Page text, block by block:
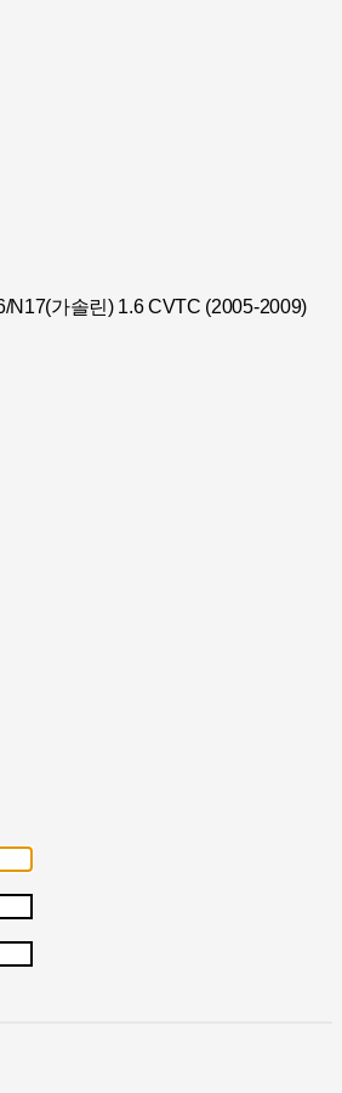
N17(가솔린) 1.6 CVTC (2005-2009)